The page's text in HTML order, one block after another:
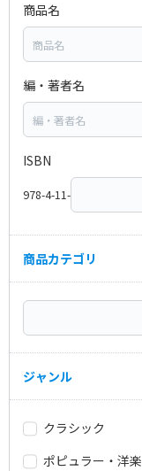
商品名
編・著者名
ISBN
978-4-11-
商品カテゴリ
ジャンル
クラシック
ポピュラー・洋楽